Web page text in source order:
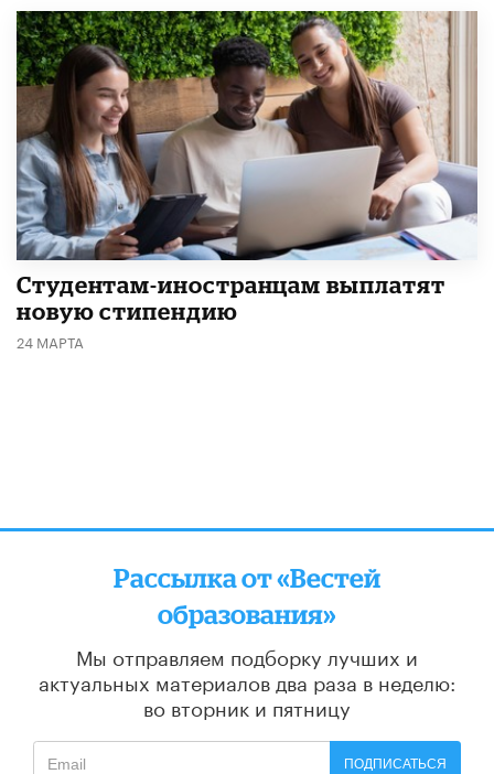
Студентам-иностранцам выплатят
новую стипендию
24 МАРТА
Рассылка от «Вестей
образования»
Мы отправляем подборку лучших и
актуальных материалов два раза в неделю:
во вторник и пятницу
ПОДПИСАТЬСЯ